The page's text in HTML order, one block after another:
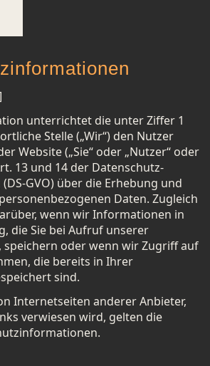
unterrichtet die unter Ziffer 1
Stelle („Wir“) den Nutzer
Website („Sie“ oder „Nutzer“ oder
13 und 14 der Datenschutz-
GVO) über die Erhebung und
Daten. Zugleich
wenn wir Informationen in
die Sie bei Aufruf unserer
speichern oder wenn wir Zugriff auf
die bereits in Ihrer
sind.
Internetseiten anderer Anbieter,
verwiesen wird, gelten die